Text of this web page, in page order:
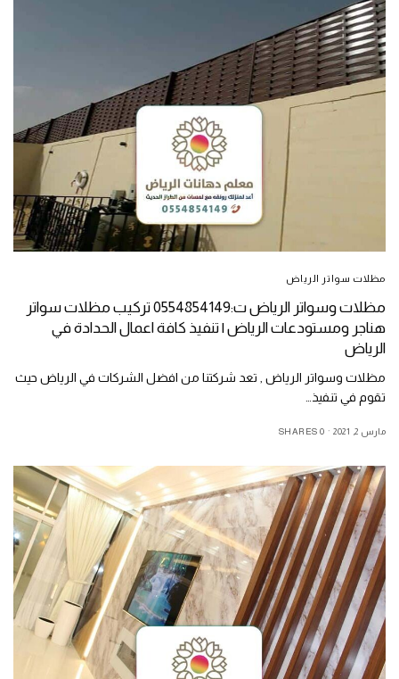
مظلات سواتر الرياض
مظلات وسواتر الرياض ت:0554854149 تركيب مظلات سواتر
هناجر ومستودعات الرياض | تنفيذ كافة اعمال الحدادة في
الرياض
مظلات وسواتر الرياض , تعد شركتنا من افضل الشركات في الرياض حيث
تقوم في تنفيذ…
مارس 2, 2021 0 SHARES